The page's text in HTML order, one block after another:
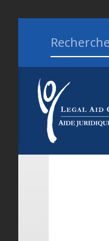
Search for: